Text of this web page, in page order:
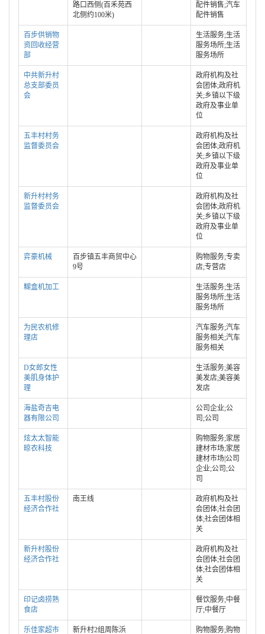
路口西侧(百禾苑西
北侧约100米)
配件销售;汽车
配件销售
百步供销物
资回收经营
部
生活服务;生活
服务场所;生活
服务场所
中共新升村
总支部委员
会
政府机构及社
会团体;政府机
关;乡镇以下级
政府及事业单
位
五丰村村务
监督委员会
政府机构及社
会团体;政府机
关;乡镇以下级
政府及事业单
位
新升村村务
监督委员会
政府机构及社
会团体;政府机
关;乡镇以下级
政府及事业单
位
弈豪机械
百步镇五丰商贸中心
9号
购物服务;专卖
店;专营店
糊盒机加工
生活服务;生活
服务场所;生活
服务场所
为民农机修
理店
汽车服务;汽车
服务相关;汽车
服务相关
D女郎女性
美肌身体护
理
生活服务;美容
美发店;美容美
发店
海盐奇吉电
器有限公司
公司企业;公
司;公司
炫太太智能
晾衣科技
购物服务;家居
建材市场;家居
建材市场|公司
企业;公司;公
司
五丰村股份
经济合作社
南王线
政府机构及社
会团体;社会团
体;社会团体相
关
新升村股份
经济合作社
政府机构及社
会团体;社会团
体;社会团体相
关
印记卤捞熟
食店
餐饮服务;中餐
厅;中餐厅
乐佳家超市 新升村2组周陈浜 购物服务;购物